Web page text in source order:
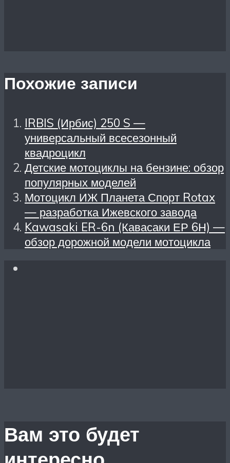
Похожие записи
IRBIS (Ирбис) 250 S —
универсальный всесезонный
квадроцикл
Детские мотоциклы на бензине: обзор
популярных моделей
Мотоцикл ИЖ Планета Спорт Rotax
— разработка Ижевского завода
Kawasaki ER-6n (Кавасаки ЕР 6Н) —
обзор дорожной модели мотоцикла
Вам это будет